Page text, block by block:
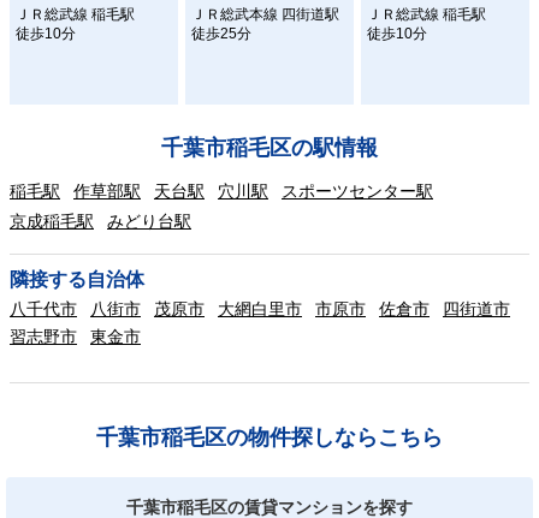
ＪＲ総武線 稲毛駅
徒歩10分
ＪＲ総武本線 四街道駅
徒歩25分
ＪＲ総武線 稲毛駅
徒歩10分
千葉市稲毛区の駅情報
稲毛駅 作草部駅 天台駅 穴川駅
スポーツセンター駅
京成稲毛駅
みどり台駅
隣接する自治体
八千代市 八街市 茂原市 大網白里市 市原市 佐倉市
四街道市
習志野市
東金市
千葉市稲毛区の物件探しならこちら
千葉市稲毛区の賃貸マンションを探す